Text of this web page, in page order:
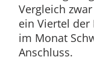
Vergleich
ein Viertel
im Monat
Anschluss.